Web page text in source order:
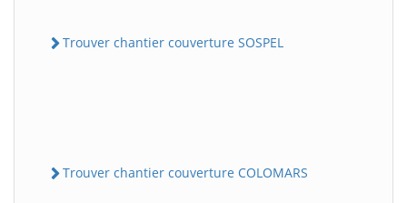
Trouver chantier couverture SOSPEL
Trouver chantier couverture COLOMARS